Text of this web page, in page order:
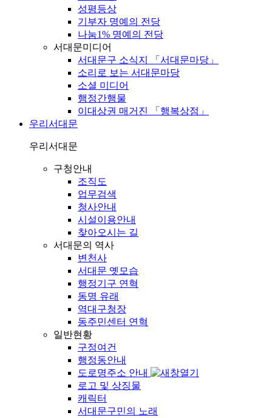
성평등상
기부자 명예의 전당
나눔1% 명예의 전당
서대문미디어
서대문구 소식지 「서대문마당」
소리로 보는 서대문마당
소셜 미디어
행정간행물
이대상권 매거진 「행복상점」
우리서대문
우리서대문
구청안내
조직도
업무검색
청사안내
시설이용안내
찾아오시는 길
서대문의 역사
변천사
서대문 옛모습
행정기구 연혁
동명 유래
역대구청장
동주민센터 연혁
일반현황
구정여건
행정동안내
도로명주소 안내
로고 및 상징물
캐릭터
서대문구민의 노래